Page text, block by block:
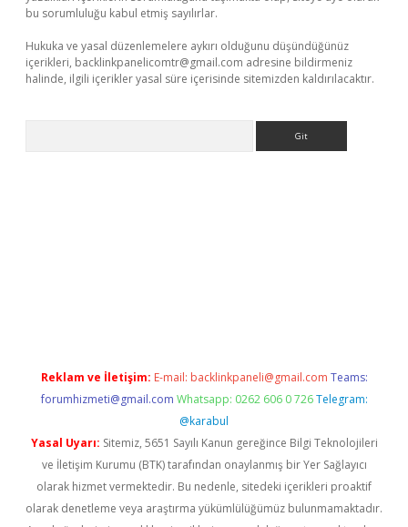
bu sorumluluğu kabul etmiş sayılırlar.
Hukuka ve yasal düzenlemelere aykırı olduğunu düşündüğünüz
içerikleri, backlinkpanelicomtr@gmail.com adresine bildirmeniz
halinde, ilgili içerikler yasal süre içerisinde sitemizden kaldırılacaktır.
Reklam ve İletişim: E-mail: backlinkpaneli@gmail.com Teams:
forumhizmeti@gmail.com Whatsapp: 0262 606 0 726 Telegram:
@karabul
Yasal Uyarı: Sitemiz, 5651 Sayılı Kanun gereğince Bilgi Teknolojileri
ve İletişim Kurumu (BTK) tarafından onaylanmış bir Yer Sağlayıcı
olarak hizmet vermektedir. Bu nedenle, sitedeki içerikleri proaktif
olarak denetleme veya araştırma yükümlülüğümüz bulunmamaktadır.